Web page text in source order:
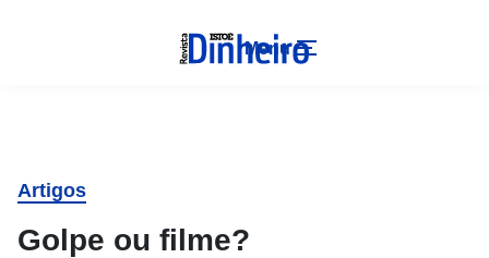
Menu
Artigos
Golpe ou filme?